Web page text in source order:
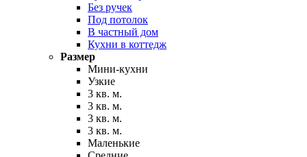
Без ручек
Под потолок
В частный дом
Кухни в коттедж
Размер
Мини-кухни
Узкие
3 кв. м.
3 кв. м.
3 кв. м.
3 кв. м.
Маленькие